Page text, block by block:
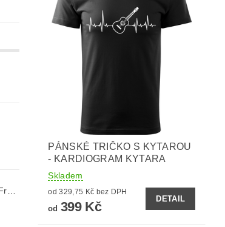
PÁNSKÉ TRIČKO S KYTAROU
- KARDIOGRAM KYTARA
Skladem
od 329,75 Kč bez DPH
od 399 Kč
DETAIL